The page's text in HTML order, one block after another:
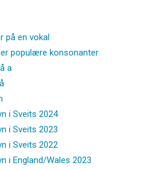
på en vokal
populære konsonanter
a
i Sveits 2024
i Sveits 2023
i Sveits 2022
i England/Wales 2023